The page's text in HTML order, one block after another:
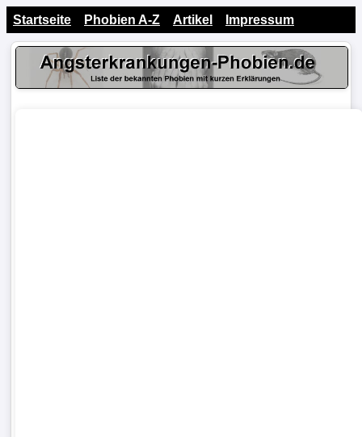
Startseite Phobien A-Z Artikel Impressum